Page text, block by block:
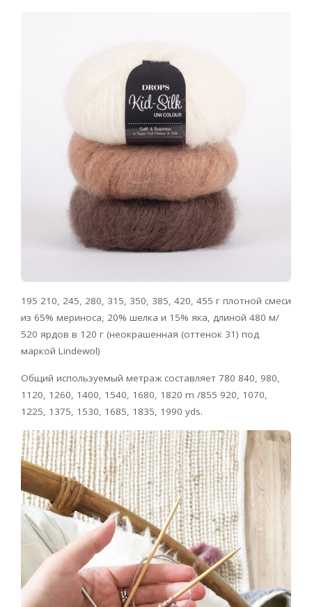
195 210, 245, 280, 315, 350, 385, 420, 455 г плотной смеси
из 65% мериноса, 20% шелка и 15% яка, длиной 480 м/
520 ярдов в 120 г (неокрашенная (оттенок 31) под
маркой Lindewol)
Общий используемый метраж составляет 780 840, 980,
1120, 1260, 1400, 1540, 1680, 1820 m /855 920, 1070,
1225, 1375, 1530, 1685, 1835, 1990 yds.